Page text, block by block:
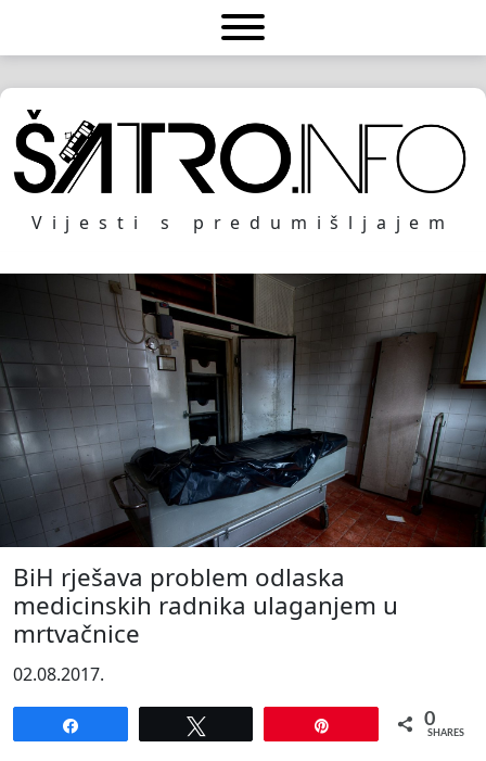
Vijesti s predumišljajem
BiH rješava problem odlaska
medicinskih radnika ulaganjem u
mrtvačnice
02.08.2017.
0
SHARES